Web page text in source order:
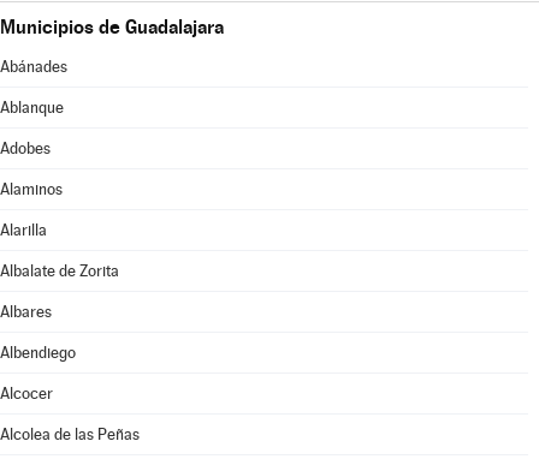
Municipios de Guadalajara
Abánades
Ablanque
Adobes
Alaminos
Alarilla
Albalate de Zorita
Albares
Albendiego
Alcocer
Alcolea de las Peñas